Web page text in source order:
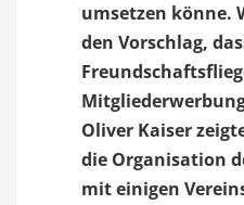
umsetzen könne.
den Vorschlag,
Oliver Kaiser
die Organisation
mit einigen